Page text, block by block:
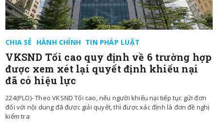
CHIA SẺ HÀNH CHÍNH TIN PHÁP LUẬT
VKSND Tối cao quy định về 6 trường hợp
được xem xét lại quyết định khiếu nại
đã có hiệu lực
224(PLO)- Theo VKSND Tối cao, nếu người khiếu nại tiếp tục gửi đơn
đối với nội dung đã được giải quyết, thì được xác định là đơn đề nghị
kiểm tra